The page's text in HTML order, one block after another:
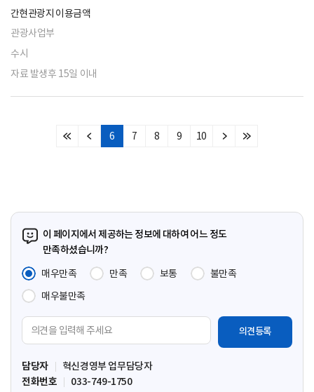
간현관광지 이용금액
관광사업부
수시
자료 발생후 15일 이내
처
이
6 7 8 9 10
다
마
이 페이지에서 제공하는 정보에 대하여 어느 정도
만족하셨습니까?
매우만족
만족 보통
불만족
매우불만족
견
입
력
담당자
혁신경영부 업무담당자
전화번호
033-749-1750